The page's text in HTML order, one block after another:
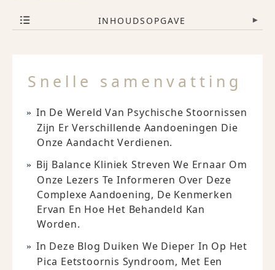
INHOUDSOPGAVE ▾
Snelle samenvatting
In De Wereld Van Psychische Stoornissen
Zijn Er Verschillende Aandoeningen Die
Onze Aandacht Verdienen.
Bij Balance Kliniek Streven We Ernaar Om
Onze Lezers Te Informeren Over Deze
Complexe Aandoening, De Kenmerken
Ervan En Hoe Het Behandeld Kan
Worden.
In Deze Blog Duiken We Dieper In Op Het
Pica Eetstoornis Syndroom, Met Een